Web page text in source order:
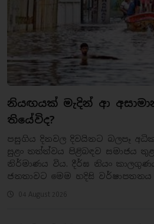
නියඟයක් මැදින් ආ
තියේවිද?
​පසුගිය දිනවල දිවයිනට බලපෑ
සුළං තත්ත්වය පිළිබඳව සමාජය තුළ
නිර්මාණය විය. දීර්ඝ නියං
ජනතාවට මෙම හදිසි වර්ෂාපතනය
04 August 2026